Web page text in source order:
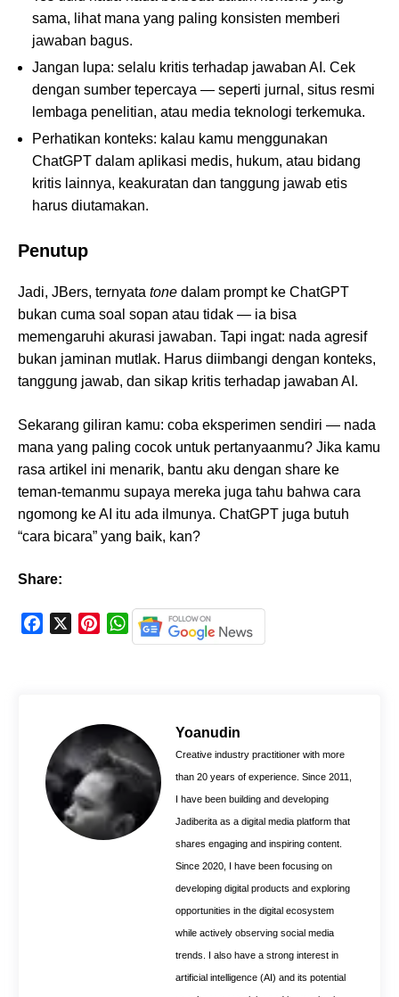
sama, lihat mana yang paling konsisten memberi
jawaban bagus.
Jangan lupa: selalu kritis terhadap jawaban AI. Cek
dengan sumber tepercaya — seperti jurnal, situs resmi
lembaga penelitian, atau media teknologi terkemuka.
Perhatikan konteks: kalau kamu menggunakan
ChatGPT dalam aplikasi medis, hukum, atau bidang
kritis lainnya, keakuratan dan tanggung jawab etis
harus diutamakan.
Penutup
Jadi, JBers, ternyata tone dalam prompt ke ChatGPT
bukan cuma soal sopan atau tidak — ia bisa
memengaruhi akurasi jawaban. Tapi ingat: nada agresif
bukan jaminan mutlak. Harus diimbangi dengan konteks,
tanggung jawab, dan sikap kritis terhadap jawaban AI.
Sekarang giliran kamu: coba eksperimen sendiri — nada
mana yang paling cocok untuk pertanyaanmu? Jika kamu
rasa artikel ini menarik, bantu aku dengan share ke
teman-temanmu supaya mereka juga tahu bahwa cara
ngomong ke AI itu ada ilmunya. ChatGPT juga butuh
“cara bicara” yang baik, kan?
Share:
k
e
s
t
W
h
A
p
Yoanudin
Creative industry practitioner with more
than 20 years of experience. Since 2011,
I have been building and developing
Jadiberita as a digital media platform that
shares engaging and inspiring content.
Since 2020, I have been focusing on
developing digital products and exploring
opportunities in the digital ecosystem
while actively observing social media
trends. I also have a strong interest in
artificial intelligence (AI) and its potential